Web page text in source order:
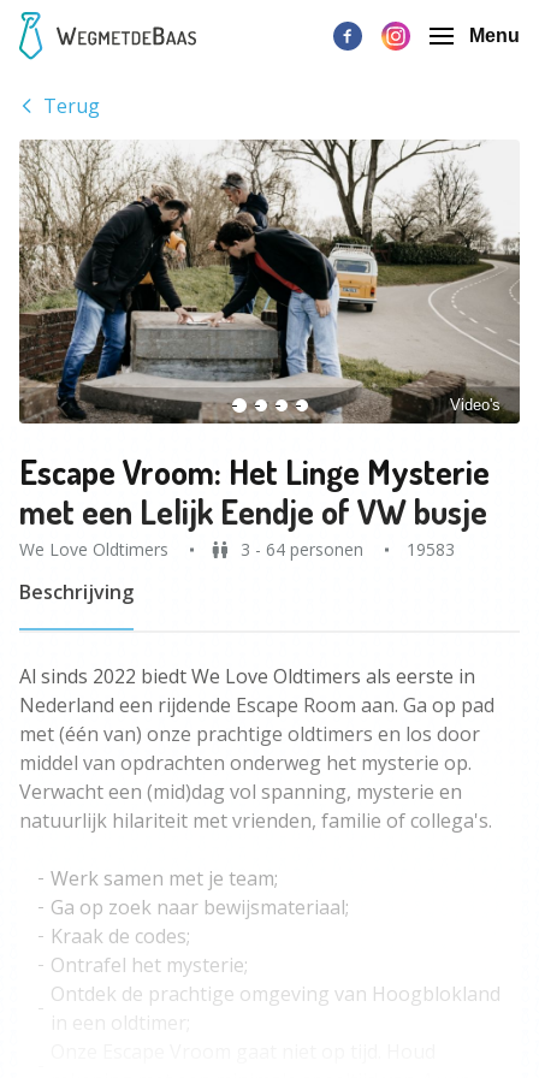
Menu
Terug
Video's
Escape Vroom: Het Linge Mysterie
met een Lelijk Eendje of VW busje
We Love Oldtimers 3 - 64 personen 19583
Beschrijving
Al sinds 2022 biedt We Love Oldtimers als eerste in
Nederland een rijdende Escape Room aan. Ga op pad
met (één van) onze prachtige oldtimers en los door
middel van opdrachten onderweg het mysterie op.
Verwacht een (mid)dag vol spanning, mysterie en
natuurlijk hilariteit met vrienden, familie of collega's.
Werk samen met je team;
Ga op zoek naar bewijsmateriaal;
Kraak de codes;
Ontrafel het mysterie;
Ontdek de prachtige omgeving van Hoogblokland
in een oldtimer;